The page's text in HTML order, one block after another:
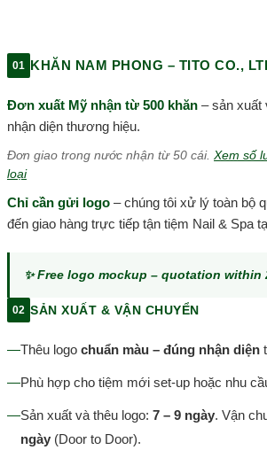
01 KHĂN NAM PHONG – TITO CO.,
Đơn xuất Mỹ nhận từ 500 khăn – sản xuất
nhận diện thương hiệu.
Đơn giao trong nước nhận từ 50 cái. Xem số
loại
Chỉ cần gửi logo – chúng tôi xử lý toàn bộ
đến giao hàng trực tiếp tận tiệm Nail & Spa
✨ Free logo mockup – quotation within
02 SẢN XUẤT & VẬN CHUYỂN
—Thêu logo chuẩn màu – đúng nhận diện
—Phù hợp cho tiệm mới set-up hoặc nhu
—Sản xuất và thêu logo: 7 – 9 ngày. Vận
ngày (Door to Door).